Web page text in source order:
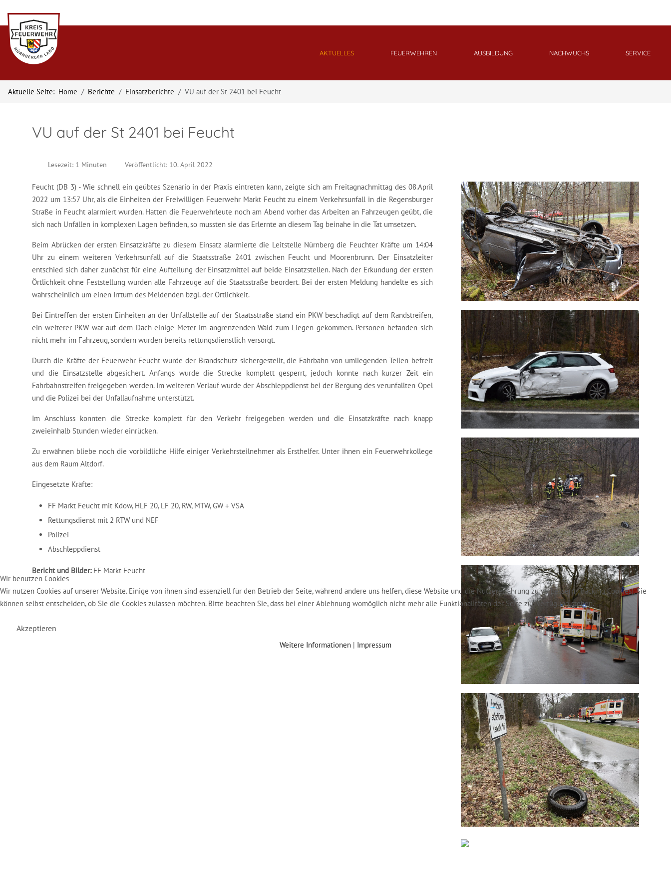
AKTUELLES FEUERWEHREN AUSBILDUNG NACHWUCHS SERVICE
Aktuelle Seite: Home Berichte Einsatzberichte VU auf der St 2401 bei Feucht
VU auf der St 2401 bei Feucht
Lesezeit: 1 Minuten Veröffentlicht: 10. April 2022
Feucht (DB 3) - Wie schnell ein geübtes Szenario in der Praxis eintreten kann, zeigte sich am Freitagnachmittag des 08.April
2022 um 13:57 Uhr, als die Einheiten der Freiwilligen Feuerwehr Markt Feucht zu einem Verkehrsunfall in die Regensburger
Straße in Feucht alarmiert wurden. Hatten die Feuerwehrleute noch am Abend vorher das Arbeiten an Fahrzeugen geübt, die
sich nach Unfällen in komplexen Lagen befinden, so mussten sie das Erlernte an diesem Tag beinahe in die Tat umsetzen.
Beim Abrücken der ersten Einsatzkräfte zu diesem Einsatz alarmierte die Leitstelle Nürnberg die Feuchter Kräfte um 14:04
Uhr zu einem weiteren Verkehrsunfall auf die Staatsstraße 2401 zwischen Feucht und Moorenbrunn. Der Einsatzleiter
entschied sich daher zunächst für eine Aufteilung der Einsatzmittel auf beide Einsatzstellen. Nach der Erkundung der ersten
Örtlichkeit ohne Feststellung wurden alle Fahrzeuge auf die Staatsstraße beordert. Bei der ersten Meldung handelte es sich
wahrscheinlich um einen Irrtum des Meldenden bzgl. der Örtlichkeit.
Bei Eintreffen der ersten Einheiten an der Unfallstelle auf der Staatsstraße stand ein PKW beschädigt auf dem Randstreifen,
ein weiterer PKW war auf dem Dach einige Meter im angrenzenden Wald zum Liegen gekommen. Personen befanden sich
nicht mehr im Fahrzeug, sondern wurden bereits rettungsdienstlich versorgt.
Durch die Kräfte der Feuerwehr Feucht wurde der Brandschutz sichergestellt, die Fahrbahn von umliegenden Teilen befreit
und die Einsatzstelle abgesichert. Anfangs wurde die Strecke komplett gesperrt, jedoch konnte nach kurzer Zeit ein
Fahrbahnstreifen freigegeben werden. Im weiteren Verlauf wurde der Abschleppdienst bei der Bergung des verunfallten Opel
und die Polizei bei der Unfallaufnahme unterstützt.
Im Anschluss konnten die Strecke komplett für den Verkehr freigegeben werden und die Einsatzkräfte nach knapp
zweieinhalb Stunden wieder einrücken.
Zu erwähnen bliebe noch die vorbildliche Hilfe einiger Verkehrsteilnehmer als Ersthelfer. Unter ihnen ein Feuerwehrkollege
aus dem Raum Altdorf.
Eingesetzte Kräfte:
FF Markt Feucht mit Kdow, HLF 20, LF 20, RW, MTW, GW + VSA
Rettungsdienst mit 2 RTW und NEF
Polizei
Abschleppdienst
Bericht und Bilder:FF Markt Feucht
Wir benutzen Cookies
Wir nutzen Cookies auf unserer Website. Einige von ihnen sind essenziell für den Betrieb der Seite, während andere uns helfen, diese Website und die Nutzererfahrung zu verbessern (Tracking Cookies). Sie
können selbst entscheiden, ob Sie die Cookies zulassen möchten. Bitte beachten Sie, dass bei einer Ablehnung womöglich nicht mehr alle Funktionalitäten der Seite zur Verfügung stehen.
Akzeptieren
Weitere Informationen | Impressum